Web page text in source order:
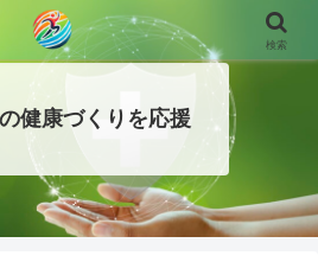
健康づくりを応援
検索